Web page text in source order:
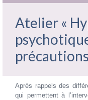
Atelier «
Après rappels des
qui permettent à